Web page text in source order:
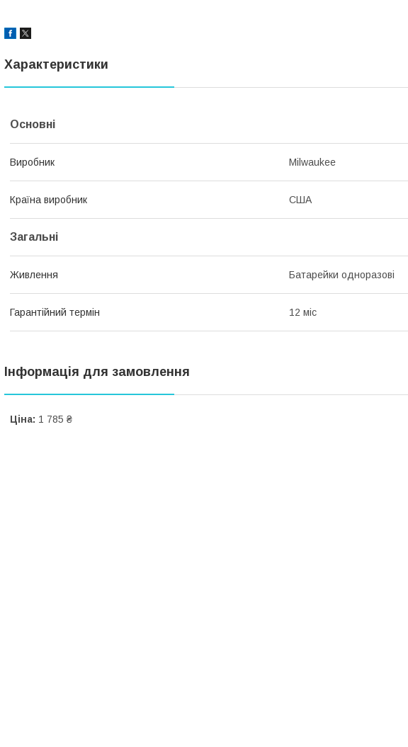
Характеристики
Основні
Виробник Milwaukee
Країна виробник США
Загальні
Живлення Батарейки одноразові
Гарантійний термін 12 міс
Інформація для замовлення
Ціна: 1 785 ₴